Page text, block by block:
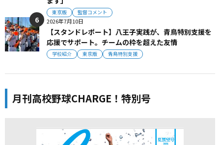
東京版 監督コメント
2026年7月10日
【スタンドレポート】八王子実践が、青鳥特別支援を
応援でサポート。チームの枠を超えた友情
学校紹介 東京版 青鳥特別支援
月刊高校野球CHARGE！特別号